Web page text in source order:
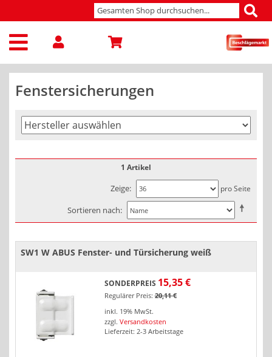
Fenstersicherungen
1 Artikel
Zeige pro Seite
Sortieren nach
SW1 W ABUS Fenster- und Türsicherung weiß
SONDERPREIS 15,35 €
Regulärer Preis: 20,11 €
inkl. 19% MwSt.
zzgl. Versandkosten
Lieferzeit: 2-3 Arbeitstage